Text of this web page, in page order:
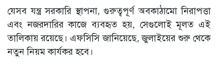
যেসব যন্ত্র সরকারি স্থাপনা, গুরুত্বপূর্ণ অবকাঠামো নিরাপত্তা
এবং নজরদারির কাজে ব্যবহৃত হয়, সেগুলোই মূলত এই
তালিকায় রয়েছে। এফসিসি জানিয়েছে, জুলাইয়ের শুরু থেকে
নতুন নিয়ম কার্যকর হবে।